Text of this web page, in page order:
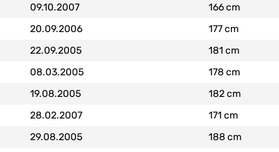
09.10.2007 166 cm
20.09.2006 177 cm
22.09.2005 181 cm
08.03.2005 178 cm
19.08.2005 182 cm
28.02.2007 171 cm
29.08.2005 188 cm